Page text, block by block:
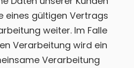
eines gültigen Vertrags
weiter. Im Falle
Verarbeitung wird ein
Verarbeitung